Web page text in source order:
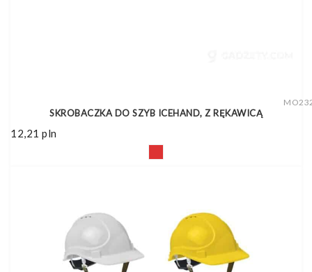
SKROBACZKA DO SZYB ICEHAND, Z RĘKAWICĄ
12,21 pln